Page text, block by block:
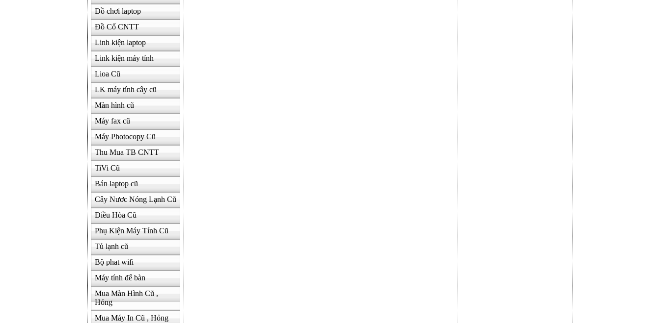
Đồ chơi laptop
Đồ Cổ CNTT
Linh kiện laptop
Link kiện máy tính
Lioa Cũ
LK máy tính cây cũ
Màn hình cũ
Máy fax cũ
Máy Photocopy Cũ
Thu Mua TB CNTT
TiVi Cũ
Bán laptop cũ
Cây Nươc Nóng Lạnh Cũ
Điều Hòa Cũ
Phụ Kiện Máy Tính Cũ
Tủ lạnh cũ
Bộ phat wifi
Máy tính để bàn
Mua Màn Hình Cũ ,
Hỏng
Mua Máy In Cũ , Hỏng